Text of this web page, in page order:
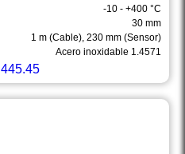
-10 - +400 °C
30 mm
1 m (Cable), 230 mm (Sensor)
Acero inoxidable 1.4571
445.45